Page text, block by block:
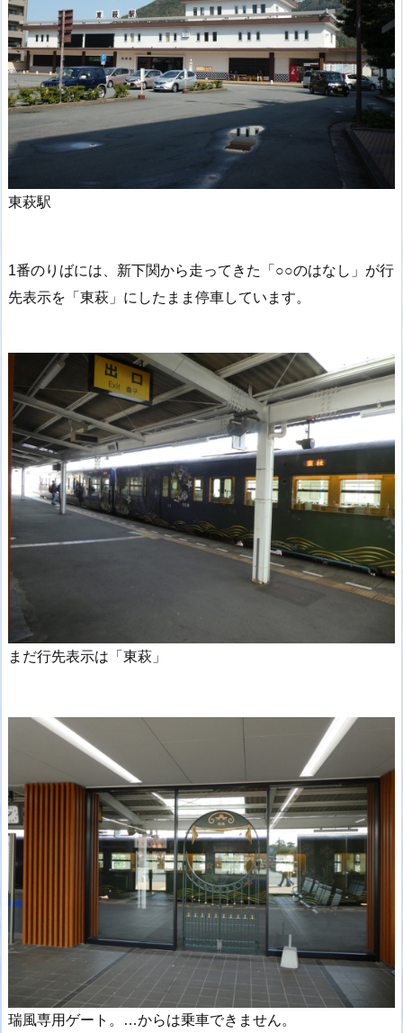
東萩駅
1番のりばには、新下関から走ってきた「○○のはなし」が行
先表示を「東萩」にしたまま停車しています。
まだ行先表示は「東萩」
瑞風専用ゲート。…からは乗車できません。